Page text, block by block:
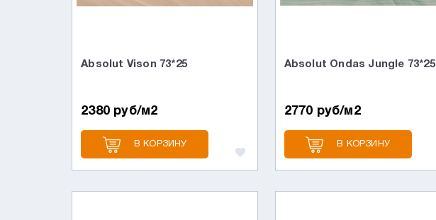
Absolut Vison 73*25
2380 руб/м2
В КОРЗИНУ
Absolut Ondas Jungle 73*25
2770 руб/м2
В КОРЗИНУ